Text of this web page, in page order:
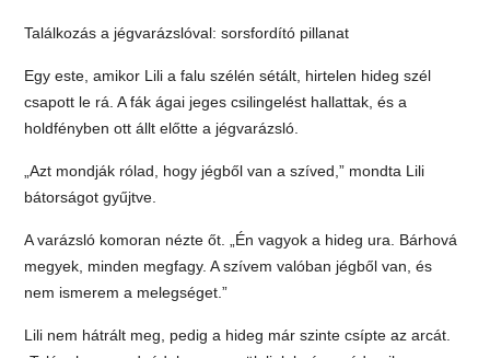
Találkozás a jégvarázslóval: sorsfordító pillanat
Egy este, amikor Lili a falu szélén sétált, hirtelen hideg szél
csapott le rá. A fák ágai jeges csilingelést hallattak, és a
holdfényben ott állt előtte a jégvarázsló.
„Azt mondják rólad, hogy jégből van a szíved,” mondta Lili
bátorságot gyűjtve.
A varázsló komoran nézte őt. „Én vagyok a hideg ura. Bárhová
megyek, minden megfagy. A szívem valóban jégből van, és
nem ismerem a melegséget.”
Lili nem hátrált meg, pedig a hideg már szinte csípte az arcát.